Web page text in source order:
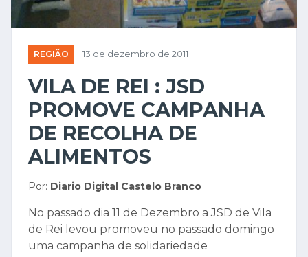
REGIÃO 13 de dezembro de 2011
VILA DE REI : JSD
PROMOVE CAMPANHA
DE RECOLHA DE
ALIMENTOS
Por: Diario Digital Castelo Branco
No passado dia 11 de Dezembro a JSD de Vila
de Rei levou promoveu no passado domingo
uma campanha de solidariedade